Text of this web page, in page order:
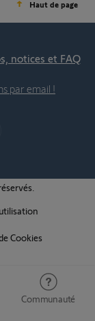
Communauté
Haut de page
notices et FAQ
par email !
Cookies